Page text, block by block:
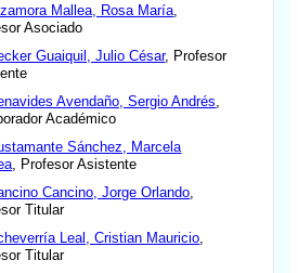
Mallea, Rosa María
Asociado
Guaiquil, Julio César, Profesor
Avendaño, Sergio Andrés
Académico
Sánchez, Marcela
, Profesor Asistente
Cancino, Jorge Orlando
Titular
Leal, Cristian Mauricio
Titular